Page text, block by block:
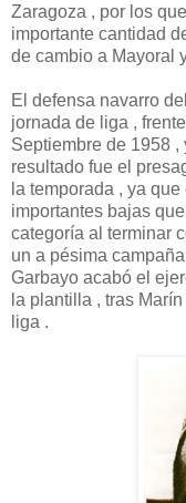
Zaragoza , por los
importante cantidad
de cambio a Mayoral
El defensa navarro
jornada de liga ,
Septiembre de 1958 ,
resultado fue el
la temporada , ya
importantes bajas
categoría al terminar
un a pésima campaña
Garbayo acabó el
la plantilla , tras
liga .